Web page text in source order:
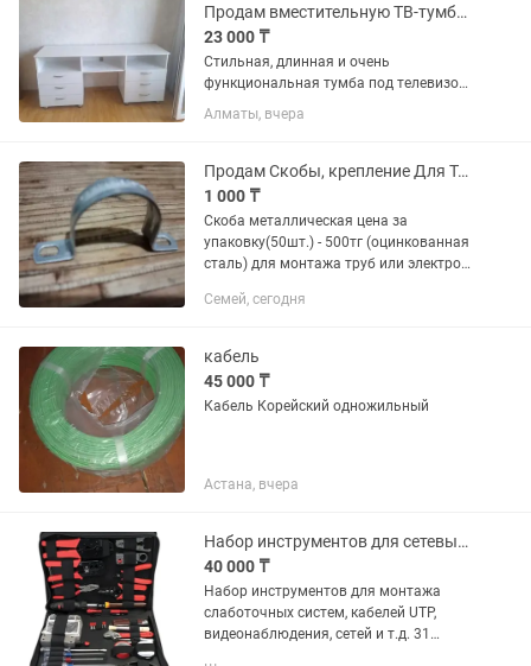
Продам вместительную ТВ-тумбу в отличном состоянии
23 000 ₸
Стильная, длинная и очень
функциональная тумба под телевизор
в гостиную или спальню. Как видно на
фото она идеально совмещает
Плюсы: 6 выдвижных ящиков (по 3 с...
Алматы, вчера
Продам Скобы, крепление Для Труб и Кабелей размерR31/32 оцинкованная сталь!
1 000 ₸
Скоба металлическая цена за
упаковку(50шт.) - 500тг (оцинкованная
сталь) для монтажа труб или электро
Электро Кабель, крепление и монтаж.
Семей, сегодня
кабель
45 000 ₸
Кабель Корейский одножильный
Астана, вчера
Набор инструментов для сетевых работ 31 в 1 Cablexpert TK-Network
40 000 ₸
Набор инструментов для монтажа
слаботочных систем, кабелей UTP,
видеонаблюдения, сетей и т.д. 31